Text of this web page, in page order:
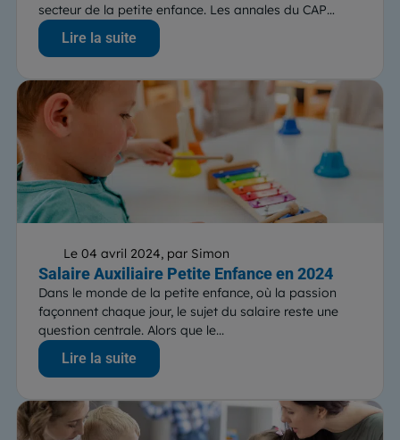
secteur de la petite enfance. Les annales du CAP
AEPE,...
Lire la suite
Le 04 avril 2024, par Simon
Salaire Auxiliaire Petite Enfance en 2024
Dans le monde de la petite enfance, où la passion
façonnent chaque jour, le sujet du salaire reste une
question centrale. Alors que le...
Lire la suite